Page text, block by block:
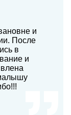
и
После
в
и